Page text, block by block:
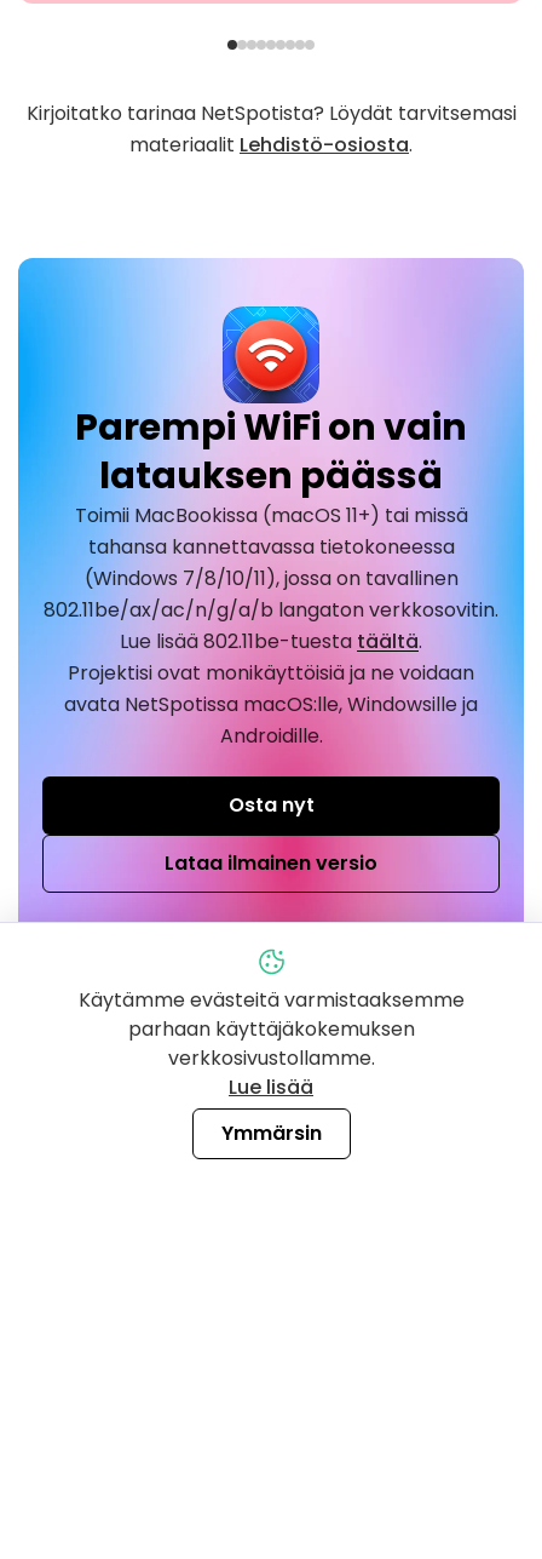
Kirjoitatko tarinaa NetSpotista? Löydät tarvitsemasi
materiaalit Lehdistö-osiosta.
Parempi WiFi on vain
latauksen päässä
Toimii MacBookissa (macOS 11+) tai missä
tahansa kannettavassa tietokoneessa
(Windows 7/8/10/11), jossa on tavallinen
802.11be/ax/ac/n/g/a/b langaton verkkosovitin.
Lue lisää 802.11be-tuesta täältä.
Projektisi ovat monikäyttöisiä ja ne voidaan
avata NetSpotissa macOS:lle, Windowsille ja
Androidille.
Osta nyt
Lataa ilmainen versio
Tuote
Ominaisuudet
Enterprise
Hinnoittelu
Käytämme evästeitä varmistaaksemme
parhaan käyttäjäkokemuksen
verkkosivustollamme.
Lue lisää
Ymmärsin